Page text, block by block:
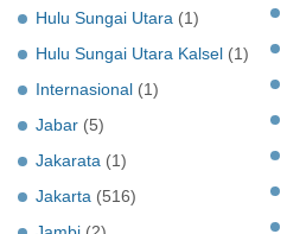
Hulu Sungai Utara (1)
Hulu Sungai Utara Kalsel (1)
Internasional (1)
Jabar (5)
Jakarata (1)
Jakarta (516)